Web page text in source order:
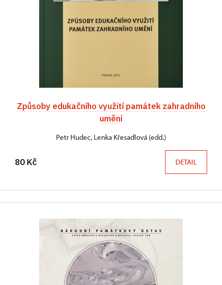
Způsoby edukačního využití památek zahradního
umění
Petr Hudec, Lenka Křesadlová (edd.)
80 Kč DETAIL